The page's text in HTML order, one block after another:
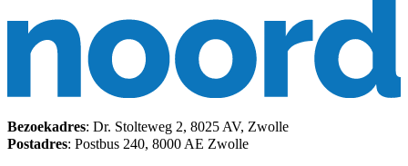
Bezoekadres: Dr. Stolteweg 2, 8025 AV, Zwolle
Postadres: Postbus 240, 8000 AE Zwolle